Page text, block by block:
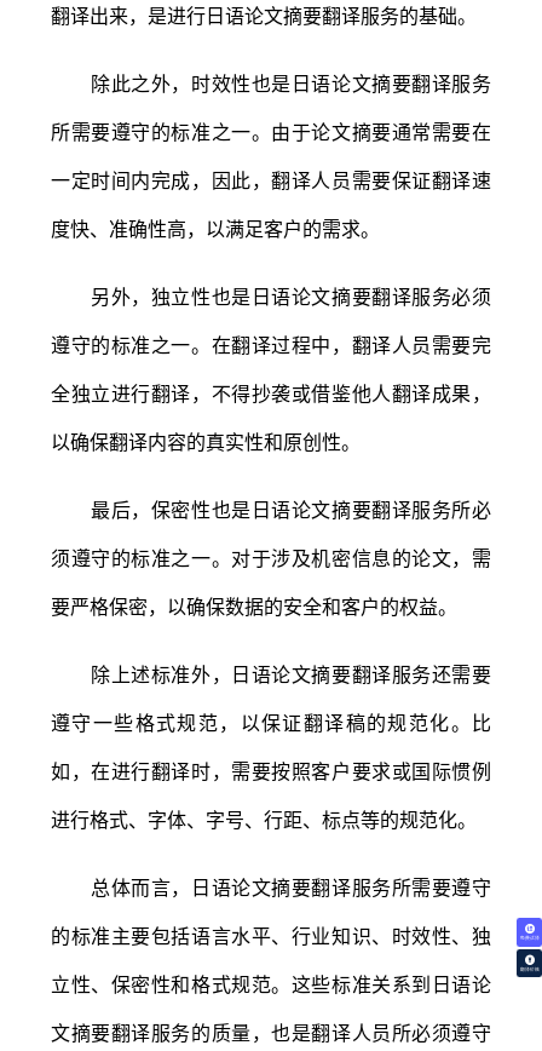
免费试译
翻译价格
翻译出来，是进行日语论文摘要翻译服务的基础。
除此之外，时效性也是日语论文摘要翻译服务
所需要遵守的标准之一。由于论文摘要通常需要在
一定时间内完成，因此，翻译人员需要保证翻译速
度快、准确性高，以满足客户的需求。
另外，独立性也是日语论文摘要翻译服务必须
遵守的标准之一。在翻译过程中，翻译人员需要完
全独立进行翻译，不得抄袭或借鉴他人翻译成果，
以确保翻译内容的真实性和原创性。
最后，保密性也是日语论文摘要翻译服务所必
须遵守的标准之一。对于涉及机密信息的论文，需
要严格保密，以确保数据的安全和客户的权益。
除上述标准外，日语论文摘要翻译服务还需要
遵守一些格式规范，以保证翻译稿的规范化。比
如，在进行翻译时，需要按照客户要求或国际惯例
进行格式、字体、字号、行距、标点等的规范化。
总体而言，日语论文摘要翻译服务所需要遵守
的标准主要包括语言水平、行业知识、时效性、独
立性、保密性和格式规范。这些标准关系到日语论
文摘要翻译服务的质量，也是翻译人员所必须遵守